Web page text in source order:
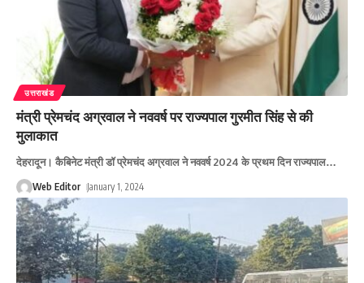
उत्तराखंड
मंत्री प्रेमचंद अग्रवाल ने नववर्ष पर राज्यपाल गुरमीत सिंह से की
मुलाकात
देहरादून। कैबिनेट मंत्री डॉ प्रेमचंद अग्रवाल ने नववर्ष 2024 के प्रथम दिन राज्यपाल…
Web Editor January 1, 2024